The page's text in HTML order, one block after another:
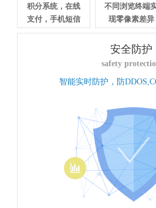
积分系统，在线
支付，手机短信
不同浏览终端
现零像素差异
安全防护
safety
智能实时防护，防